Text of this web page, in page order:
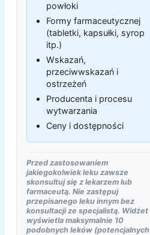
powłoki
Formy farmaceutycznej
(tabletki, kapsułki, syrop
itp.)
Wskazań,
przeciwwskazań i
ostrzeżeń
Producenta i procesu
wytwarzania
Ceny i dostępności
Przed zastosowaniem
jakiegokolwiek leku zawsze
skonsultuj się z lekarzem lub
farmaceutą. Nie zastępuj
przepisanego leku innym bez
konsultacji ze specjalistą. Widżet
wyświetla maksymalnie 10
podobnych leków (potencjalnych